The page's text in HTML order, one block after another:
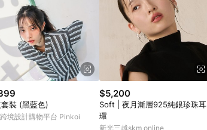
裝 (黑藍色)
境設計購物平台 Pinkoi
$5,200
Soft | 夜月漸層925純銀珍珠耳
環
新光三越skm online